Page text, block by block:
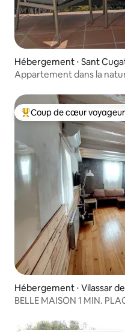
Hébergement ⋅ Sant
Appartement dans la
Coups de cœur
Coup de cœur
Hébergement ⋅ Vilassar
BELLE MAISON 1 MIN.